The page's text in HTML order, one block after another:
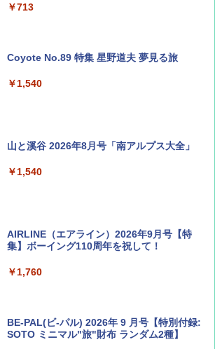
￥713
Coyote No.89 特集 星野道夫 夢見る旅
￥1,540
山と溪谷 2026年8月号「南アルプス大全」
￥1,540
AIRLINE（エアライン）2026年9月号【特
集】ボーイング110周年を祝して！
￥1,760
BE-PAL(ビ-パル) 2026年 9 月号【特別付録:
SOTO ミニマル"旅"財布 ランダム2種】